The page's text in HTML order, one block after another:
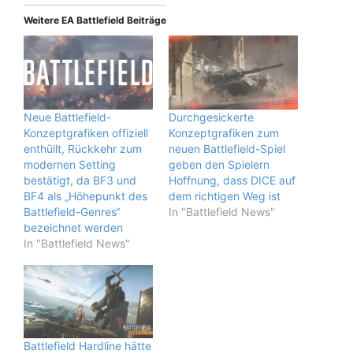
Weitere EA Battlefield Beiträge
Neue Battlefield-
Konzeptgrafiken offiziell
enthüllt, Rückkehr zum
modernen Setting
bestätigt, da BF3 und
BF4 als „Höhepunkt des
Battlefield-Genres“
bezeichnet werden
In "Battlefield News"
Durchgesickerte
Konzeptgrafiken zum
neuen Battlefield-Spiel
geben den Spielern
Hoffnung, dass DICE auf
dem richtigen Weg ist
In "Battlefield News"
Battlefield Hardline hätte